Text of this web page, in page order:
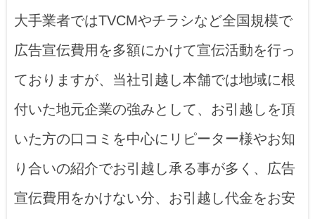
大手業者ではTVCMやチラシなど全国規模で
広告宣伝費用を多額にかけて宣伝活動を行っ
ておりますが、当社引越し本舗では地域に根
付いた地元企業の強みとして、お引越しを頂
いた方の口コミを中心にリピーター様やお知
り合いの紹介でお引越し承る事が多く、広告
宣伝費用をかけない分、お引越し代金をお安